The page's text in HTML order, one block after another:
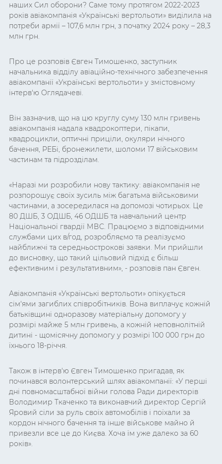
наших Сил оборони? Саме тому протягом 2022-2023
років авіакомпанія «Українські вертольоти» виділила на
потреби армії – 107,6 млн грн, з початку 2024 року – 28,3
млн грн.
Про це розповів Євген Тимошенко, заступник
начальника відділу авіаційно-технічного забезпечення
авіакомпанії «Українські вертольоти» у змістовному
інтерв'ю Оглядачеві.
Він зазначив, що на цю круглу суму 130 млн гривень
авіакомпанія надала квадрокоптери, пікапи,
квадроцикли, оптичні приціли, окуляри нічного
бачення, РЕБі, бронежилети, шоломи 17 військовим
частинам та підрозділам.
«Наразі ми розробили нову тактику: авіакомпанія не
розпорошує своїх зусиль між багатьма військовими
частинами, а зосередилася на допомозі чотирьох. Це
80 ДШБ, 3 ОДШБ, 46 ОДШБ та навчальний центр
Національної гвардії МВС. Працюємо з відповідними
службами цих в/год, розробляємо та реалізуємо
найближчі та середньострокові заявки. Ми прийшли
до висновку, що такий цільовий підхід є більш
ефективним і результативним», - розповів пан Євген.
Авіакомпанія «Українські вертольоти» опікується
сім'ями загиблих співробітників. Вона виплачує кожній
батьківщині одноразову матеріальну допомогу у
розмірі майже 5 млн гривень, а кожній неповнолітній
дитині - щомісячну допомогу у розмірі 100 000 грн до
їхнього 18-річчя.
Також в інтерв'ю Євген Тимошенко пригадав, як
починався волонтерський шлях авіакомпанії: «У перші
дні повномасштабної війни голова Ради директорів
Володимир Ткаченко та виконавчий директор Сергій
Яровий сіли за руль своїх автомобілів і поїхали за
кордон нічного бачення та інше військове майно й
привезли все це до Києва. Хоча їм уже далеко за 60
років».